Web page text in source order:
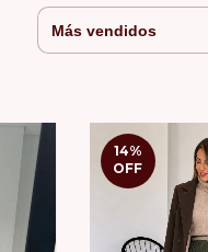
14%
OFF